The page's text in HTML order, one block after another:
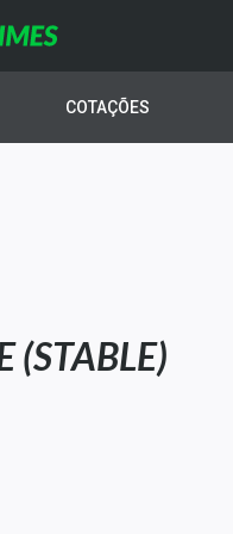
COTAÇÕES
(STABLE)